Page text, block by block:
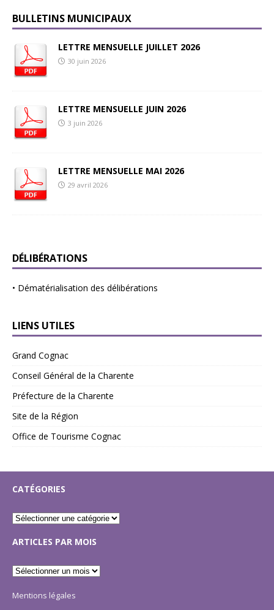
BULLETINS MUNICIPAUX
LETTRE MENSUELLE JUILLET 2026
30 juin 2026
LETTRE MENSUELLE JUIN 2026
3 juin 2026
LETTRE MENSUELLE MAI 2026
29 avril 2026
DÉLIBÉRATIONS
• Dématérialisation des délibérations
LIENS UTILES
Grand Cognac
Conseil Général de la Charente
Préfecture de la Charente
Site de la Région
Office de Tourisme Cognac
CATÉGORIES
ARTICLES PAR MOIS
Mentions légales